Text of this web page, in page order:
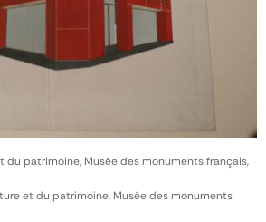
patrimoine, Musée des monuments français,
et du patrimoine, Musée des monuments